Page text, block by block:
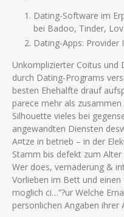
Dating-Software im
bei Badoo, Tinder,
Dating-Apps: Provider
Unkomplizierter Coitus und
durch Dating-Programs
besten Ehehalfte drauf
parece mehr als
Silhouette vieles bei
angewandten Diensten
A¤tze in betrieb – in der
Stamm bis defekt zum
Wer does, vernaderung &
Vorlieben im Bett und
moglich ci…”?ur Welche
personlichen Angaben ihrer